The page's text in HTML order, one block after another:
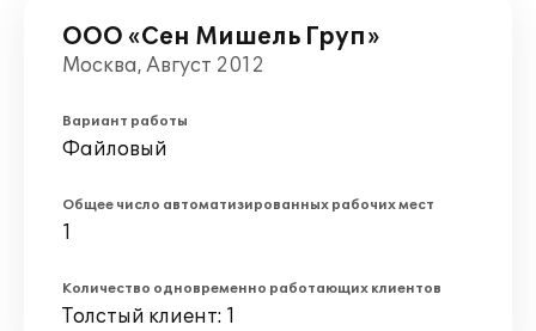
ООО «Сен Мишель Груп»
Москва, Август 2012
Вариант работы
Файловый
Общее число автоматизированных рабочих мест
1
Количество одновременно работающих клиентов
Толстый клиент: 1